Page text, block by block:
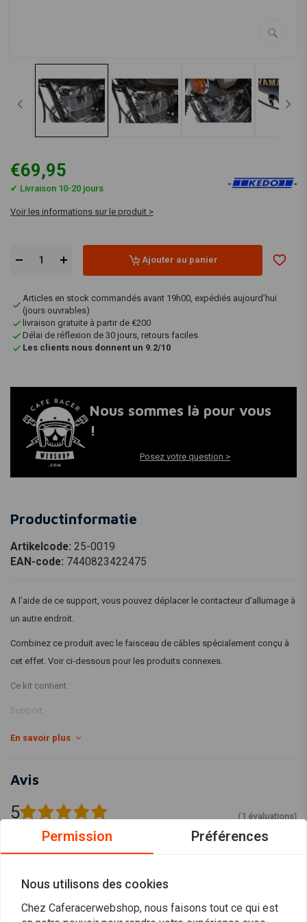
€69,95
✔ Livraison 10-20 jours
Voir les informations sur le produit >
Ajouter au panier
Articles en stock commandés avant 19h00, expédiés aujourd’hui
(jours ouvrables)
livraison gratuite à partir de €200
Délai de réflexion de 30 jours, retours faciles
Les clients nous donnent un 9.2/10
Nous sommes là pour vous
!
Posez votre question >
Productinformatie
Artikelcode: 25-0019
EAN-code: 7440823422475
A l'aide de ce support, vous pouvez déplacer le contacteur d'allumage à
un autre endroit.
Combinez ce produit avec le faisceau de câbles spécialement conçu à
cet effet. Voir ci-dessous pour les produits connexes.
Ce kit contient :
Support
En savoir plus
Avis
5 (1 évaluations)
Permission Préférences
Nous utilisons des cookies
Chez Caferacerwebshop, nous faisons tout ce qui est